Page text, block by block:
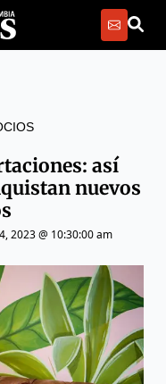
así
nuevos
2023 @ 10:30:00 am